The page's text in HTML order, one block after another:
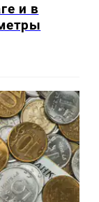
и в